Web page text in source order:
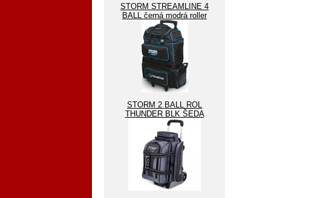
STORM STREAMLINE 4
BALL černá modrá roller
STORM 2 BALL ROL
THUNDER BLK ŠEDA